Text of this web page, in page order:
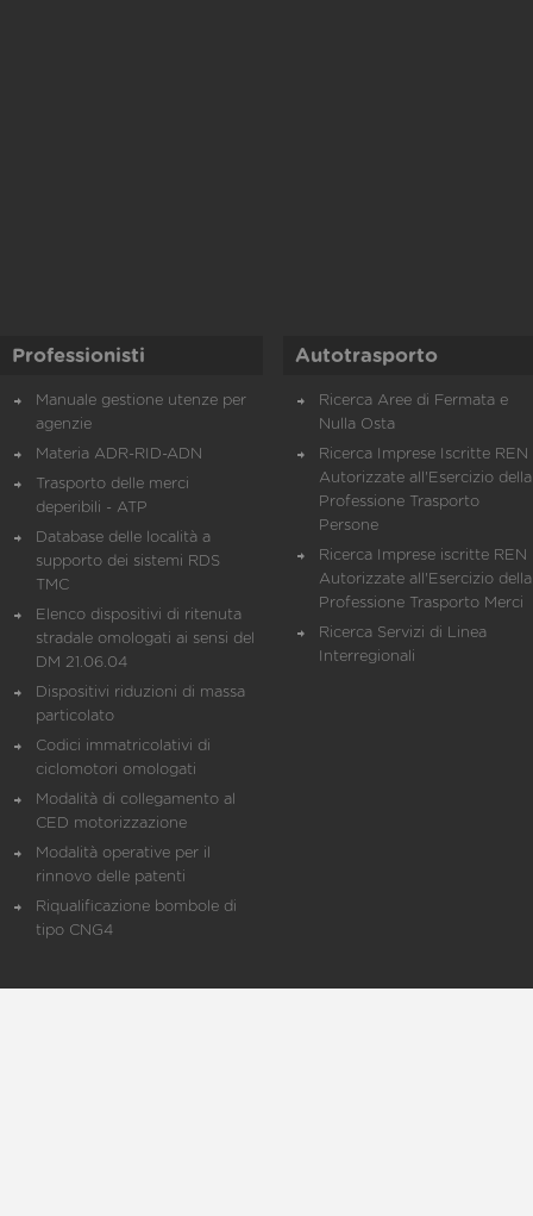
Professionisti
Manuale gestione utenze per
agenzie
Materia ADR-RID-ADN
Trasporto delle merci
deperibili - ATP
Database delle località a
supporto dei sistemi RDS
TMC
Elenco dispositivi di ritenuta
stradale omologati ai sensi del
DM 21.06.04
Dispositivi riduzioni di massa
particolato
Codici immatricolativi di
ciclomotori omologati
Modalità di collegamento al
CED motorizzazione
Modalità operative per il
rinnovo delle patenti
Riqualificazione bombole di
tipo CNG4
Autotrasporto
Ricerca Aree di Fermata e
Nulla Osta
Ricerca Imprese Iscritte REN
Autorizzate all'Esercizio della
Professione Trasporto
Persone
Ricerca Imprese iscritte REN
Autorizzate all'Esercizio della
Professione Trasporto Merci
Ricerca Servizi di Linea
Interregionali